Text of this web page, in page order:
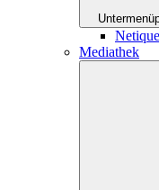
Mediathek